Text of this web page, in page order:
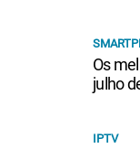
Os
julho
IPTV